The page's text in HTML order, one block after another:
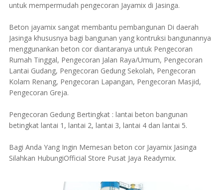
untuk mempermudah pengecoran Jayamix di Jasinga.
Beton jayamix sangat membantu pembangunan Di daerah
Jasinga khususnya bagi bangunan yang kontruksi bangunannya
menggunankan beton cor diantaranya untuk Pengecoran
Rumah Tinggal, Pengecoran Jalan Raya/Umum, Pengecoran
Lantai Gudang, Pengecoran Gedung Sekolah, Pengecoran
Kolam Renang, Pengecoran Lapangan, Pengecoran Masjid,
Pengecoran Greja.
Pengecoran Gedung Bertingkat : lantai beton bangunan
betingkat lantai 1, lantai 2, lantai 3, lantai 4 dan lantai 5.
Bagi Anda Yang Ingin Memesan beton cor Jayamix Jasinga
Silahkan HubungiOfficial Store Pusat Jaya Readymix.